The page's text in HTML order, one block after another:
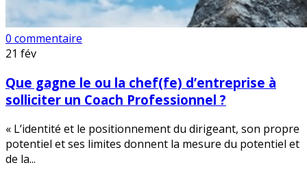
0 commentaire
21 fév
Que gagne le ou la chef(fe) d’entreprise à
solliciter un Coach Professionnel ?
« L’identité et le positionnement du dirigeant, son propre
potentiel et ses limites donnent la mesure du potentiel et
de la...